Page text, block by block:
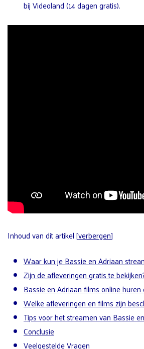
bij Videoland (14 dagen gratis).
Inhoud van dit artikel[verbergen]
Waar kun je Bassie en Adriaan
Zijn de afleveringen gratis te
Bassie en Adriaan films online huren
Welke afleveringen en films zijn
Tips voor het streamen van Bassie
Conclusie
Veelgestelde Vragen